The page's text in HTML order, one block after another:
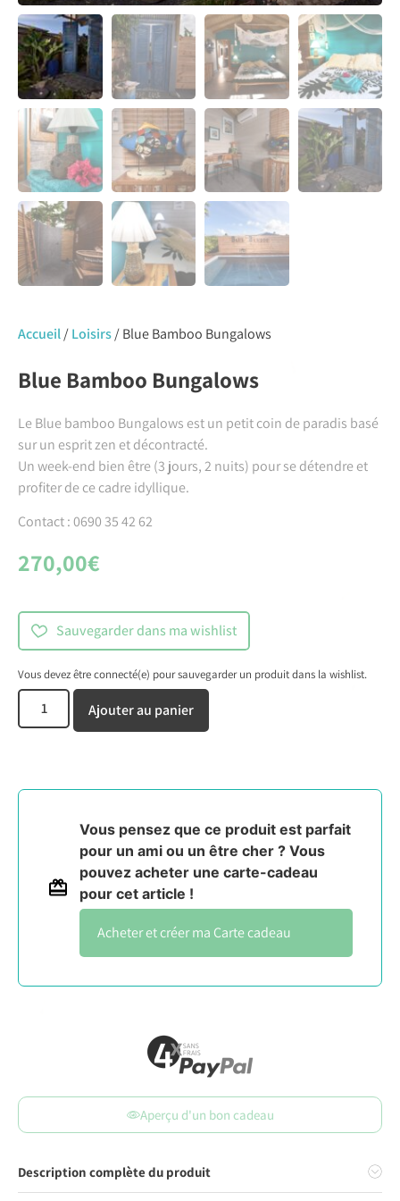
Accueil/Loisirs/ Blue Bamboo Bungalows
Blue Bamboo Bungalows
Le Blue bamboo Bungalows est un petit coin de paradis basé
sur un esprit zen et décontracté.
Un week-end bien être (3 jours, 2 nuits) pour se détendre et
profiter de ce cadre idyllique.
Contact : 0690 35 42 62
270,00€
Sauvegarder dans ma wishlist
Vous devez être connecté(e) pour sauvegarder un produit dans la wishlist.
Ajouter au panier
Vous pensez que ce produit est parfait
pour un ami ou un être cher ? Vous
pouvez acheter une carte-cadeau
pour cet article !
Carte cadeau
Aperçu d'un bon cadeau
Description complète du produit